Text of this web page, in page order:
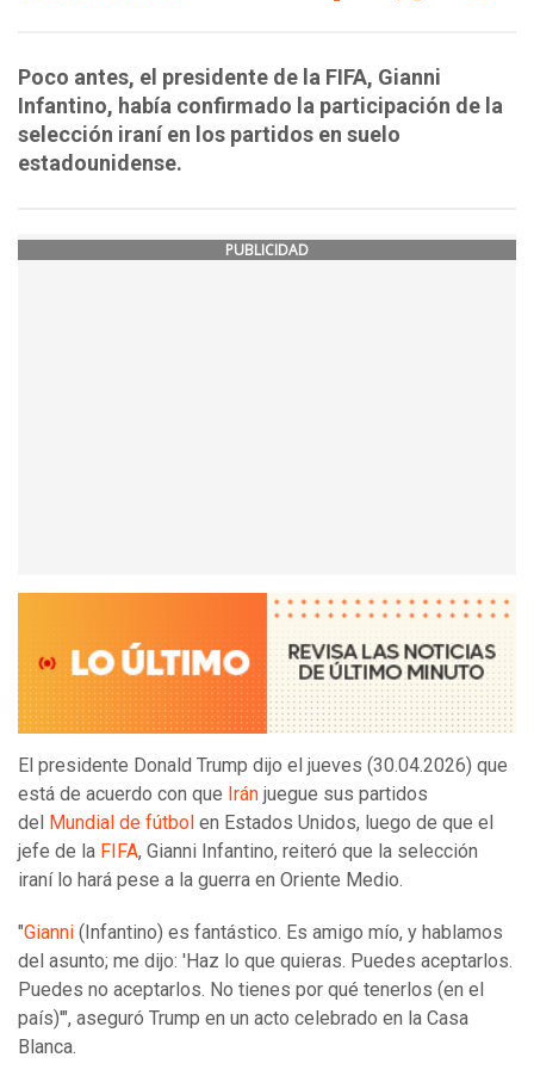
Poco antes, el presidente de la FIFA, Gianni
Infantino, había confirmado la participación de la
selección iraní en los partidos en suelo
estadounidense.
PUBLICIDAD
El presidente Donald Trump dijo el jueves (30.04.2026) que
está de acuerdo con que Irán juegue sus partidos
del
Mundial de fútbol en Estados Unidos, luego de que el
jefe de la FIFA, Gianni Infantino, reiteró que la selección
iraní lo hará pese a la guerra en Oriente Medio.
"Gianni (Infantino) es fantástico. Es amigo mío, y hablamos
del asunto; me dijo: 'Haz lo que quieras. Puedes aceptarlos.
Puedes no aceptarlos. No tienes por qué tenerlos (en el
país)'", aseguró Trump en un acto celebrado en la Casa
Blanca.